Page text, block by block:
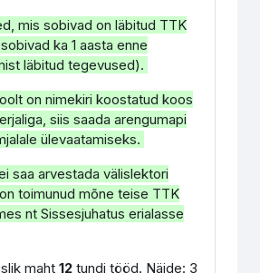
mis sobivad on läbitud TTK
ka 1 aasta enne
läbitud tegevused).
on nimekiri koostatud koos
siis saada arengumapi
ülevaatamiseks.
saa arvestada välislektori
toimunud mõne teise TTK
nt Sissesjuhatus erialasse
maht12tundi tööd. Näide: 3